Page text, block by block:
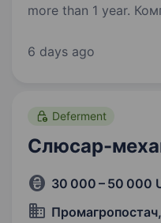
more than 1 year. Компанія ПЕТ Технолоджиз —
видування ПЕТ-
6 days ago
Deferment
Слюсар-
30 000 – 50 000